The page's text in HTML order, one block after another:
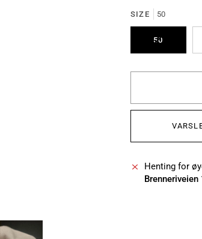
SIZE 50
50UTSOLGT
Henting for
Brenneriveien